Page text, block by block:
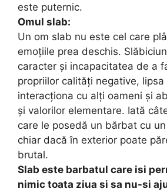
este puternic.
Omul slab:
Un om slab nu este cel care
emoțiile prea deschis.
caracter și incapacitatea de a
propriilor calități negative,
interacționa cu alți oameni și
și valorilor elementare. Iată
care le posedă un bărbat cu
chiar dacă în exterior poate
brutal.
Slab este barbatul care isi
nimic toata ziua si sa nu-si